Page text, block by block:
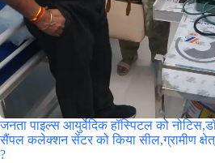
जनता पाइल्स आयुर्वेदिक हॉस्पिटल को
सैंपल कलेक्शन सेंटर को किया सील,ग्रामीण
?